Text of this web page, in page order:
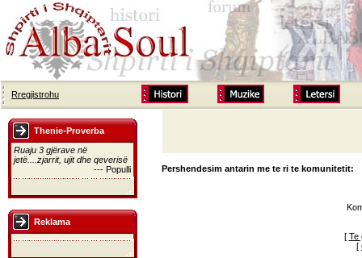
Rregjistrohu
Thenie-Proverba
Ruaju 3 gjërave në
jetë....zjarrit, ujit dhe qeverisë
--- Populli
Reklama
Pershendesim antarin me te ri te komunitetit:
[ Te
[